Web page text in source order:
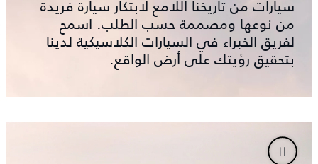
سيارات من تاريخنا اللامع لابتكار سيارة فريدة
من نوعها ومصممة حسب الطلب. اسمح
لفريق الخبراء في السيارات الكلاسيكية لدينا
بتحقيق رؤيتك على أرض الواقع.